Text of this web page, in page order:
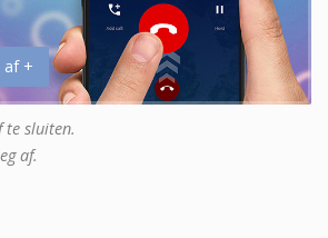
af +
te sluiten.
af.